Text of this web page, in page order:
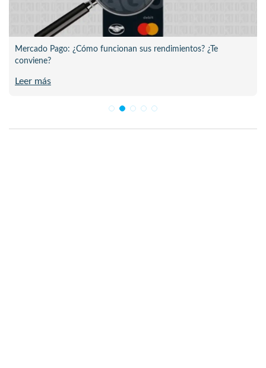
Mercado Pago: ¿Cómo funcionan sus rendimientos? ¿Te
conviene?
Leer más